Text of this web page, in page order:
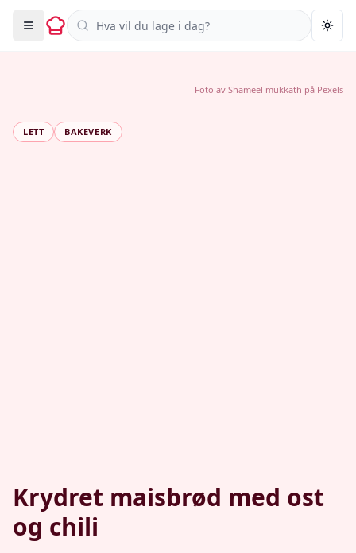
Søk i oppskrifter
LETT BAKEVERK
Krydret maisbrød med ost
og chili
Foto av Shameel mukkath på Pexels